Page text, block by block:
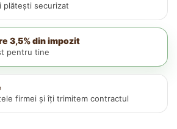
plătești securizat
3,5% din impozit
pentru tine
firmei și îți trimitem contractul